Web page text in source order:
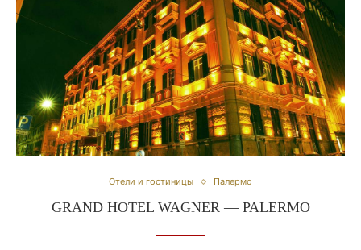
Отели и гостиницы Палермо
GRAND HOTEL WAGNER — PALERMO